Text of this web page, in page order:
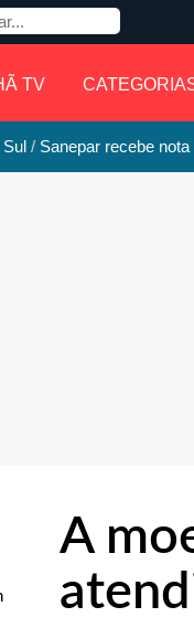
TV
Sanepar recebe
A